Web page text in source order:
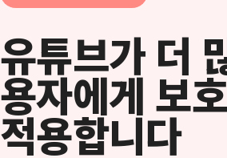
유튜브가 더
용자에게 보
적용합니다